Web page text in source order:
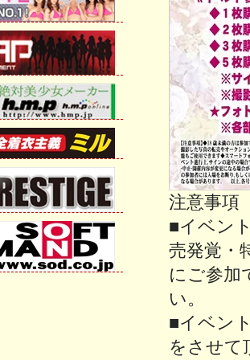
注意事項
■イベン
売発覚・
にご参加
い。
■イベン
をさせて